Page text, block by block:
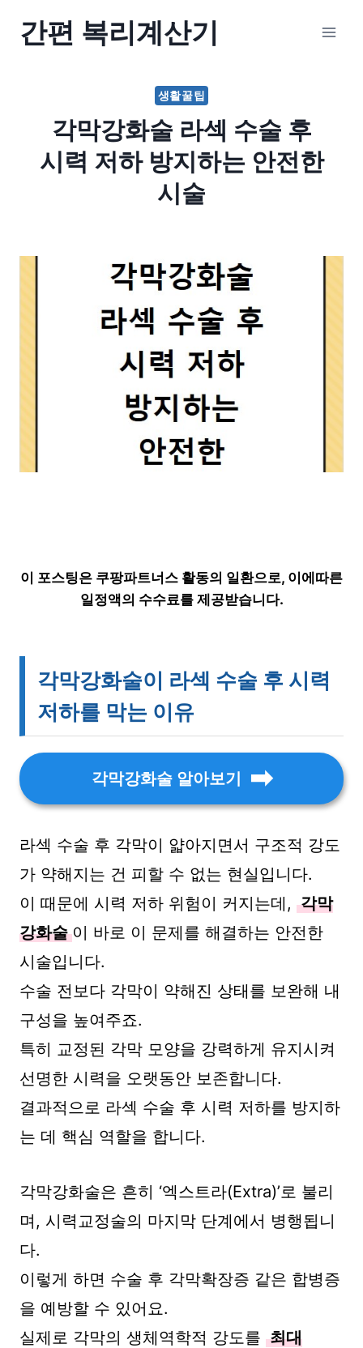
간편 복리계산기
생활꿀팁
각막강화술 라섹 수술 후
시력 저하 방지하는 안전한
시술
이 포스팅은 쿠팡파트너스 활동의 일환으로, 이에따른
일정액의 수수료를 제공받습니다.
각막강화술이 라섹 수술 후 시력
저하를 막는 이유
각막강화술 알아보기
라섹 수술 후 각막이 얇아지면서 구조적 강도
가 약해지는 건 피할 수 없는 현실입니다.
이 때문에 시력 저하 위험이 커지는데, 각막
강화술 이 바로 이 문제를 해결하는 안전한
시술입니다.
수술 전보다 각막이 약해진 상태를 보완해 내
구성을 높여주죠.
특히 교정된 각막 모양을 강력하게 유지시켜
선명한 시력을 오랫동안 보존합니다.
결과적으로 라섹 수술 후 시력 저하를 방지하
는 데 핵심 역할을 합니다.
각막강화술은 흔히 ‘엑스트라(Extra)’로 불리
며, 시력교정술의 마지막 단계에서 병행됩니
다.
이렇게 하면 수술 후 각막확장증 같은 합병증
을 예방할 수 있어요.
실제로 각막의 생체역학적 강도를 최대